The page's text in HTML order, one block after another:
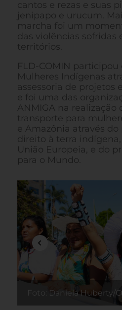
cantos e rezas e suas
jenipapo e urucum.
marcha foi um
das violências sofridas
territórios.
FLD-COMIN participou
Mulheres Indígenas
assessoria de projetos
e foi uma das
ANMIGA na realização
transporte para
e Amazônia através do
direito à terra
União Europeia, e do
para o Mundo.
Foto: Daniela Huberty/